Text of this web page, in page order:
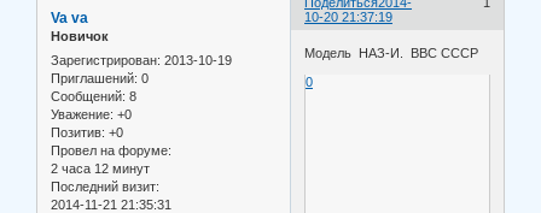
10-20 21:37:19
Va va
Новичок
Зарегистрирован: 2013-10-19
Приглашений: 0
Сообщений: 8
Уважение: +0
Позитив: +0
Провел на форуме:
2 часа 12 минут
Последний визит:
2014-11-21 21:35:31
Модель НАЗ-И. ВВС СССР
0